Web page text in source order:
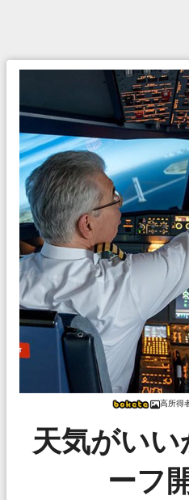
高所得
天気がい
ーフ